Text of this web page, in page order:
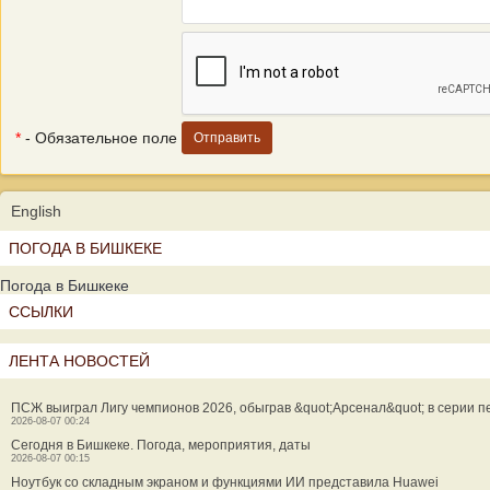
* - Обязательное поле
English
ПОГОДА В БИШКЕКЕ
Погода в Бишкеке
ССЫЛКИ
ЛЕНТА НОВОСТЕЙ
ПСЖ выиграл Лигу чемпионов 2026, обыграв &quot;Арсенал&quot; в серии
2026-08-07 00:24
Сегодня в Бишкеке. Погода, мероприятия, даты
2026-08-07 00:15
Ноутбук со складным экраном и функциями ИИ представила Huawei